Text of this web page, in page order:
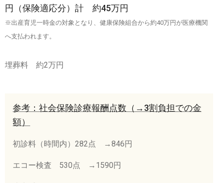
円（保険適応分）計 約45万円
※出産育児一時金の対象となり、健康保険組合から約40万円が医療機関
へ支払われます。
埋葬料 約2万円
参考：社会保険診療報酬点数（→3割負担での金
額）
初診料（時間内）282点 →846円
エコー検査 530点 →1590円